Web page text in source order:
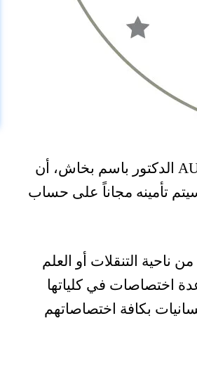
الدكتور باسم بخاش، أن
تأمينه مجاناً على حساب
ناحية التنقلات أو العلم
اختصاصات في كلياتها
بكافة اختصاصاتهم